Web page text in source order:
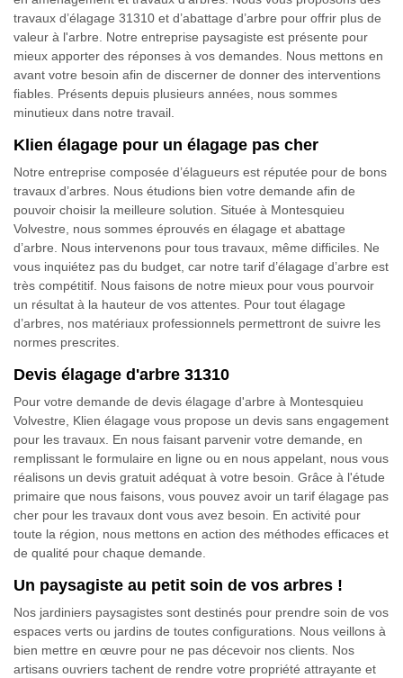
travaux d’élagage 31310 et d’abattage d’arbre pour offrir plus de
valeur à l'arbre. Notre entreprise paysagiste est présente pour
mieux apporter des réponses à vos demandes. Nous mettons en
avant votre besoin afin de discerner de donner des interventions
fiables. Présents depuis plusieurs années, nous sommes
minutieux dans notre travail.
Klien élagage pour un élagage pas cher
Notre entreprise composée d’élagueurs est réputée pour de bons
travaux d’arbres. Nous étudions bien votre demande afin de
pouvoir choisir la meilleure solution. Située à Montesquieu
Volvestre, nous sommes éprouvés en élagage et abattage
d’arbre. Nous intervenons pour tous travaux, même difficiles. Ne
vous inquiétez pas du budget, car notre tarif d’élagage d’arbre est
très compétitif. Nous faisons de notre mieux pour vous pourvoir
un résultat à la hauteur de vos attentes. Pour tout élagage
d’arbres, nos matériaux professionnels permettront de suivre les
normes prescrites.
Devis élagage d'arbre 31310
Pour votre demande de devis élagage d'arbre à Montesquieu
Volvestre, Klien élagage vous propose un devis sans engagement
pour les travaux. En nous faisant parvenir votre demande, en
remplissant le formulaire en ligne ou en nous appelant, nous vous
réalisons un devis gratuit adéquat à votre besoin. Grâce à l'étude
primaire que nous faisons, vous pouvez avoir un tarif élagage pas
cher pour les travaux dont vous avez besoin. En activité pour
toute la région, nous mettons en action des méthodes efficaces et
de qualité pour chaque demande.
Un paysagiste au petit soin de vos arbres !
Nos jardiniers paysagistes sont destinés pour prendre soin de vos
espaces verts ou jardins de toutes configurations. Nous veillons à
bien mettre en œuvre pour ne pas décevoir nos clients. Nos
artisans ouvriers tachent de rendre votre propriété attrayante et